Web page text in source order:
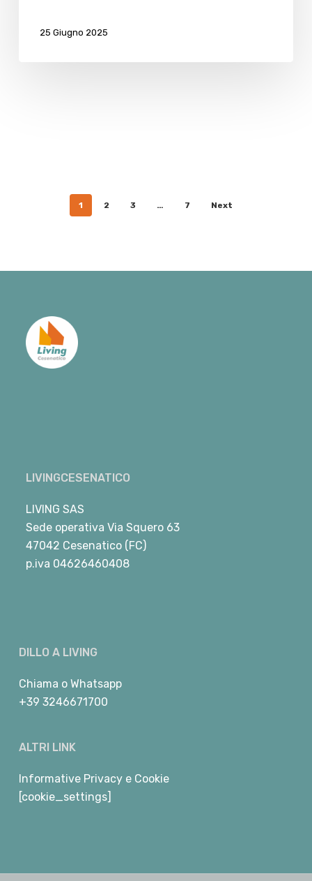
25 Giugno 2025
1 2 3 … 7 Next
LIVINGCESENATICO
LIVING SAS
Sede operativa Via Squero 63
47042 Cesenatico (FC)
p.iva 04626460408
DILLO A LIVING
Chiama o Whatsapp
+39 3246671700
ALTRI LINK
Informative Privacy e Cookie
[cookie_settings]